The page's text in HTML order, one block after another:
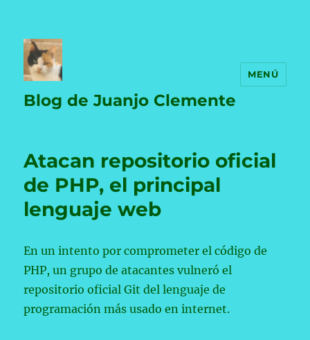
Blog de Juanjo Clemente
MENÚ
Atacan repositorio oficial
de PHP, el principal
lenguaje web
En un intento por comprometer el código de
PHP, un grupo de atacantes vulneró el
repositorio oficial Git del lenguaje de
programación más usado en internet.